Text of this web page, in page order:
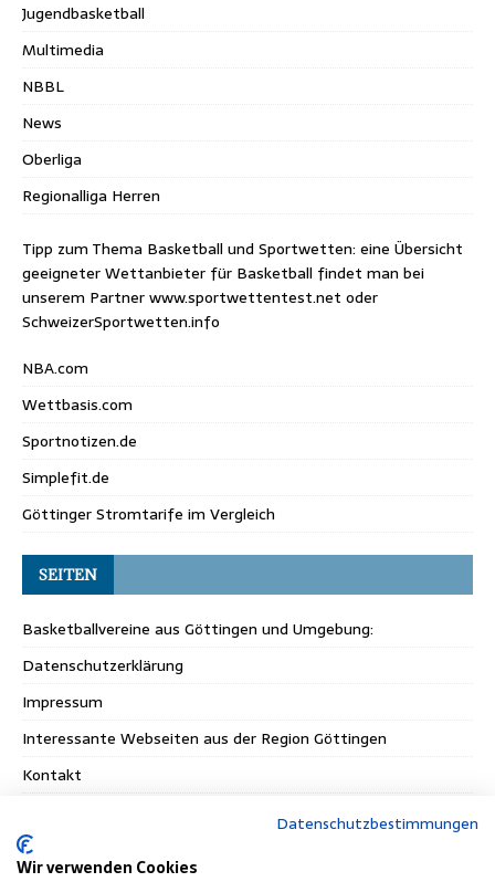
Jugendbasketball
Multimedia
NBBL
News
Oberliga
Regionalliga Herren
Tipp zum Thema Basketball und Sportwetten: eine Übersicht
geeigneter Wettanbieter für Basketball findet man bei
unserem Partnerwww.sportwettentest.net oder
SchweizerSportwetten.info
NBA.com
Wettbasis.com
Sportnotizen.de
Simplefit.de
Göttinger Stromtarife im Vergleich
SEITEN
Basketballvereine aus Göttingen und Umgebung:
Datenschutzerklärung
Impressum
Interessante Webseiten aus der Region Göttingen
Kontakt
Links zu interessanten Basketball-Webseiten
Datenschutzbestimmungen
Wir verwenden Cookies